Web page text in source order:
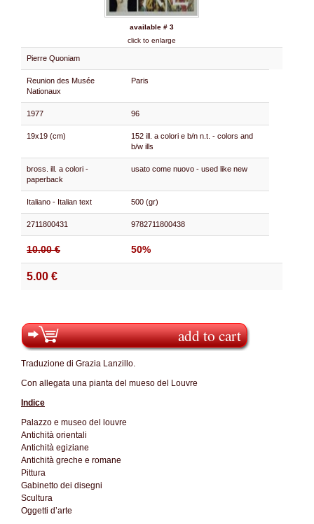
available # 3
click to enlarge
Pierre Quoniam
Reunion des Musée
Nationaux
Paris
1977 96
19x19 (cm)
152 ill. a colori e b/n n.t. - colors and
b/w ills
bross. ill. a colori -
paperback
usato come nuovo - used like new
Italiano - Italian text 500 (gr)
2711800431 9782711800438
10.00 € 50%
5.00 €
add to cart
Traduzione di Grazia Lanzillo.
Con allegata una pianta del mueso del Louvre
Indice
Palazzo e museo del louvre
Antichità orientali
Antichità egiziane
Antichità greche e romane
Pittura
Gabinetto dei disegni
Scultura
Oggetti d’arte